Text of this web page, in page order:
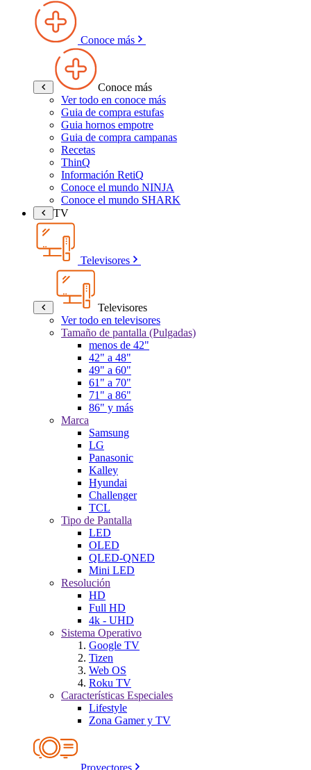
Conoce más
Conoce más
Ver todo en conoce más
Guia de compra estufas
Guia hornos empotre
Guia de compra campanas
Recetas
ThinQ
Información RetiQ
Conoce el mundo NINJA
Conoce el mundo SHARK
TV
Televisores
Televisores
Ver todo en televisores
Tamaño de pantalla (Pulgadas)
menos de 42"
42" a 48"
49" a 60"
61" a 70"
71" a 86"
86" y más
Marca
Samsung
LG
Panasonic
Kalley
Hyundai
Challenger
TCL
Tipo de Pantalla
LED
OLED
QLED-QNED
Mini LED
Resolución
HD
Full HD
4k - UHD
Sistema Operativo
Google TV
Tizen
Web OS
Roku TV
Características Especiales
Lifestyle
Zona Gamer y TV
Proyectores